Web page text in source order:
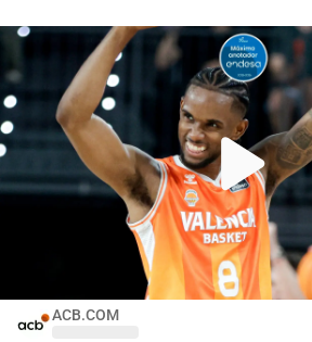
ACB.COM